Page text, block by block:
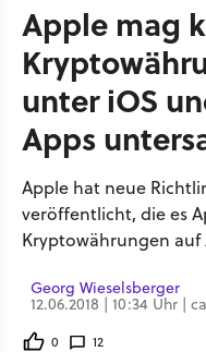
Apple mag
unter iOS
Apps
Apple hat neue
veröffentlicht, die es
Kryptowährungen
Georg Wieselsberger
12.06.2018 | 10:34 Uhr |
0 12